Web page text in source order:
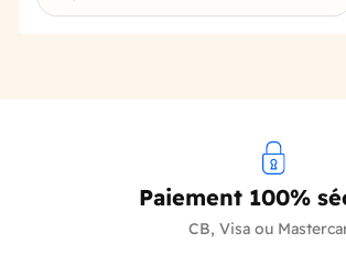
Déclinaison du produit
Paiement 100%
CB, Visa ou